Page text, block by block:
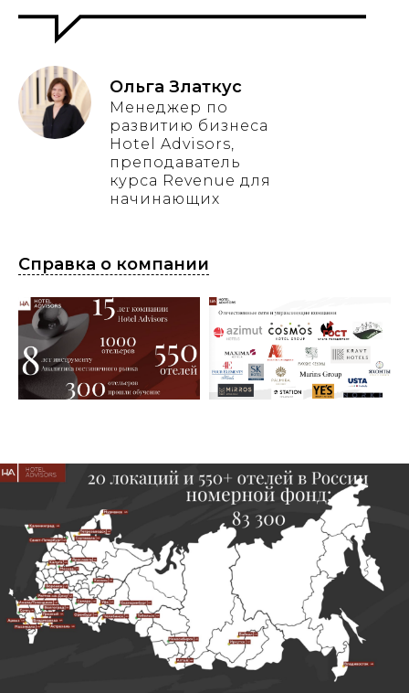
Ольга Златкус
Менеджер по
развитию бизнеса
Hotel Advisors,
преподаватель
курса Revenue для
начинающих
Справка о компании